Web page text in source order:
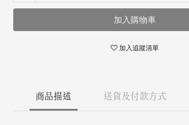
加入購物車
加入追蹤清單
商品描述 送貨及付款方式